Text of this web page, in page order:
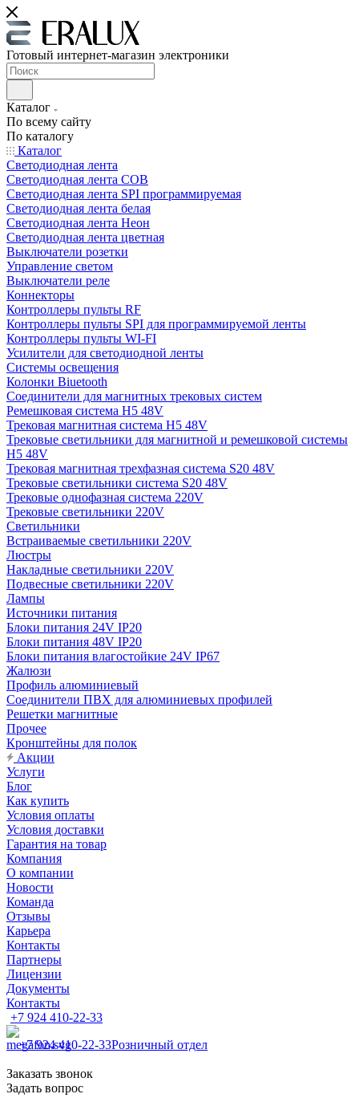
Готовый интернет-магазин электроники
Каталог
По всему сайту
По каталогу
Каталог
Светодиодная лента
Светодиодная лента COB
Светодиодная лента SPI программируемая
Светодиодная лента белая
Светодиодная лента Неон
Светодиодная лента цветная
Выключатели розетки
Управление светом
Выключатели реле
Коннекторы
Контроллеры пульты RF
Контроллеры пульты SPI для программируемой ленты
Контроллеры пульты WI-FI
Усилители для светодиодной ленты
Системы освещения
Колонки Biuetooth
Соединители для магнитных трековых систем
Ремешковая система H5 48V
Трековая магнитная система H5 48V
Трековые светильники для магнитной и ремешковой системы
H5 48V
Трековая магнитная трехфазная система S20 48V
Трековые светильники система S20 48V
Трековые однофазная система 220V
Трековые светильники 220V
Светильники
Встраиваемые светильники 220V
Люстры
Накладные светильники 220V
Подвесные светильники 220V
Лампы
Источники питания
Блоки питания 24V IP20
Блоки питания 48V IP20
Блоки питания влагостойкие 24V IP67
Жалюзи
Профиль алюминиевый
Соединители ПВХ для алюминиевых профилей
Решетки магнитные
Прочее
Кронштейны для полок
Акции
Услуги
Блог
Как купить
Условия оплаты
Условия доставки
Гарантия на товар
Компания
О компании
Новости
Команда
Отзывы
Карьера
Контакты
Партнеры
Лицензии
Документы
Контакты
+7 924 410-22-33
+7 924 410-22-33Розничный отдел
Заказать звонок
Задать вопрос